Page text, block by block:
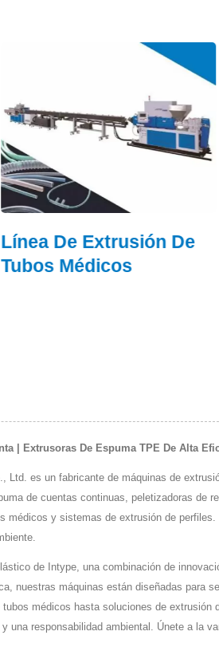
De Extrusión De
Médicos
| Extrusoras De Espuma TPE De Alta
Ltd. es un fabricante de máquinas de
de cuentas continuas, peletizadoras
médicos y sistemas de extrusión de
de Intype, una combinación de
nuestras máquinas están diseñadas para
médicos hasta soluciones de
una responsabilidad ambiental. Únete a